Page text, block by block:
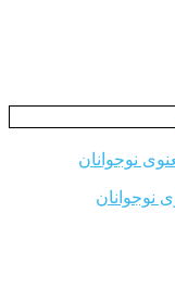
نوجوانان